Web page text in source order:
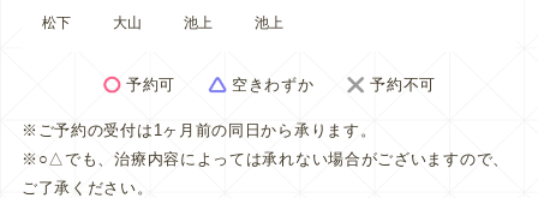
松下 大山 池上 池上
予約可 空きわずか 予約不可
※ご予約の受付は1ヶ月前の同日から承ります。
※○△でも、治療内容によっては承れない場合がございますので、
ご了承ください。